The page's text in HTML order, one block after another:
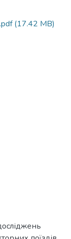
(17.42 MB)